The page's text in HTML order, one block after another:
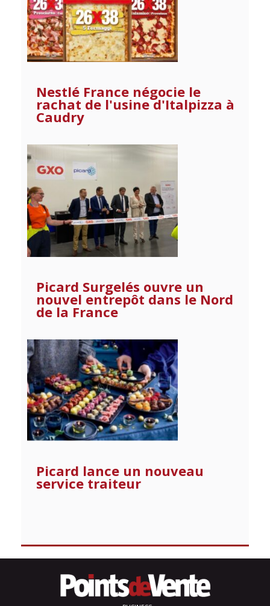
Nestlé France négocie le
rachat de l'usine d'Italpizza à
Caudry
Picard Surgelés ouvre un
nouvel entrepôt dans le Nord
de la France
Picard lance un nouveau
service traiteur